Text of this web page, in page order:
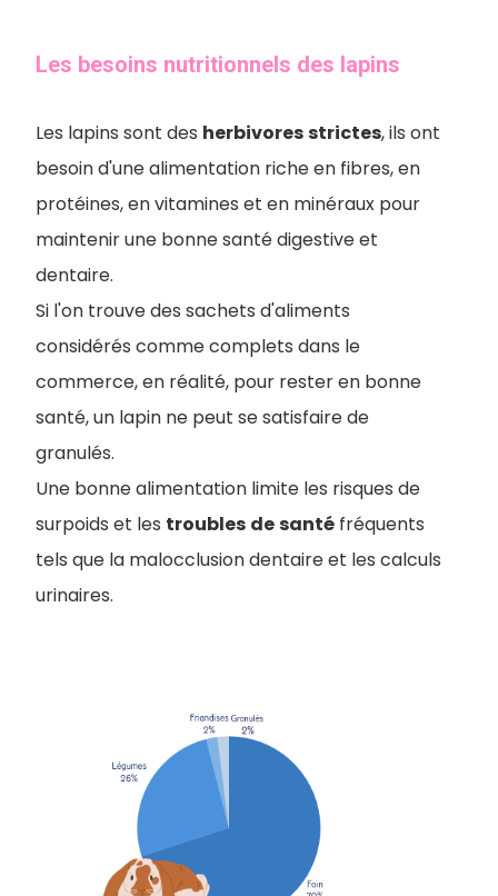
Les besoins nutritionnels des lapins
Les lapins sont des herbivoresstrictes, ils ont
besoin d'une alimentation riche en fibres, en
protéines, en vitamines et en minéraux pour
maintenir une bonne santé digestive et
dentaire.
Si l'on trouve des sachets d'aliments
considérés comme complets dans le
commerce, en réalité, pour rester en bonne
santé, un lapin ne peut se satisfaire de
granulés.
Une bonne alimentation limite les risques de
surpoids et les troubles desanté fréquents
tels que la malocclusion dentaire et les calculs
urinaires.